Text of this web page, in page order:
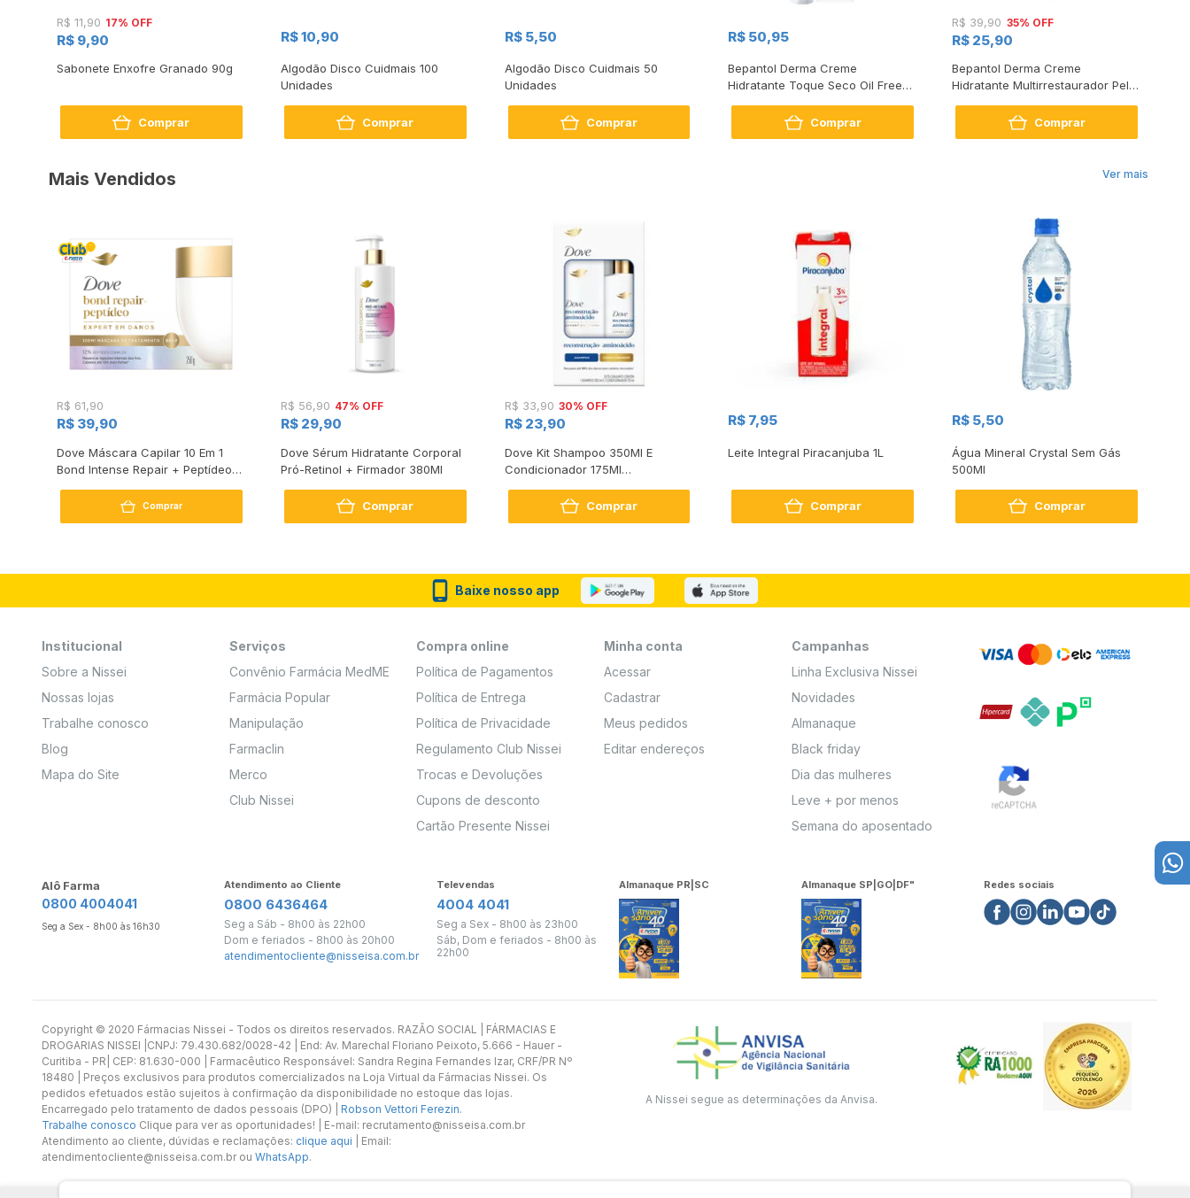
R$ 11,90 17% OFF
R$ 9,90
Sabonete Enxofre Granado 90g
Comprar
R$ 10,90
Algodão Disco Cuidmais 100
Unidades
Comprar
R$ 5,50
Algodão Disco Cuidmais 50
Unidades
Comprar
R$ 50,95
Bepantol Derma Creme
Hidratante Toque Seco Oil Free
Pele Normal a Seca 30g
Comprar
R$ 39,90 35% OFF
R$ 25,90
Bepantol Derma Creme
Hidratante Multirrestaurador Pele
Extrasseca 20g
Comprar
Ver mais
Mais Vendidos
R$ 61,90
R$ 39,90
Dove Máscara Capilar 10 Em 1
Bond Intense Repair + Peptídeo
Comprar
R$ 56,90 47% OFF
R$ 29,90
Dove Sérum Hidratante Corporal
Pró-Retinol + Firmador 380Ml
Comprar
R$ 33,90 30% OFF
R$ 23,90
Dove Kit Shampoo 350Ml E
Condicionador 175Ml
Comprar
R$ 7,95
Leite Integral Piracanjuba 1L
Comprar
R$ 5,50
Água Mineral Crystal Sem Gás
500Ml
Comprar
Baixe nosso app
Institucional
Sobre a Nissei
Nossas lojas
Trabalhe conosco
Blog
Mapa do Site
Serviços
Convênio Farmácia MedME
Farmácia Popular
Manipulação
Farmaclin
Merco
Club Nissei
Compra online
Política de Pagamentos
Política de Entrega
Política de Privacidade
Regulamento Club Nissei
Trocas e Devoluções
Cupons de desconto
Cartão Presente Nissei
Minha conta
Acessar
Cadastrar
Meus pedidos
Editar endereços
Campanhas
Linha Exclusiva Nissei
Novidades
Almanaque
Black friday
Dia das mulheres
Leve + por menos
Semana do aposentado
Alô Farma
0800 4004041
Seg a Sex - 8h00 às 16h30
Atendimento ao Cliente
0800 6436464
Seg a Sáb - 8h00 às 22h00
Dom e feriados - 8h00 às 20h00
atendimentocliente@nisseisa.com.br
Televendas
4004 4041
Seg a Sex - 8h00 às 23h00
Sáb, Dom e feriados - 8h00 às
22h00
Almanaque PR|SC Almanaque SP|GO|DF" Redes sociais
Copyright ©️ 2020 Fármacias Nissei - Todos os direitos reservados. RAZÃO SOCIAL | FÁRMACIAS E
DROGARIAS NISSEI |CNPJ: 79.430.682/0028-42 | End: Av. Marechal Floriano Peixoto, 5.666 - Hauer -
Curitiba - PR| CEP: 81.630-000 | Farmacêutico Responsável: Sandra Regina Fernandes Izar, CRF/PR Nº
18480 | Preços exclusivos para produtos comercializados na Loja Virtual da Fármacias Nissei. Os
pedidos efetuados estão sujeitos à confirmação da disponibilidade no estoque das lojas.
Encarregado pelo tratamento de dados pessoais (DPO) | Robson Vettori Ferezin.
Trabalhe conosco Clique para ver as oportunidades! | E-mail: recrutamento@nisseisa.com.br
Atendimento ao cliente, dúvidas e reclamações: clique aqui | Email:
atendimentocliente@nisseisa.com.br ou WhatsApp.
A Nissei segue as determinações da Anvisa.